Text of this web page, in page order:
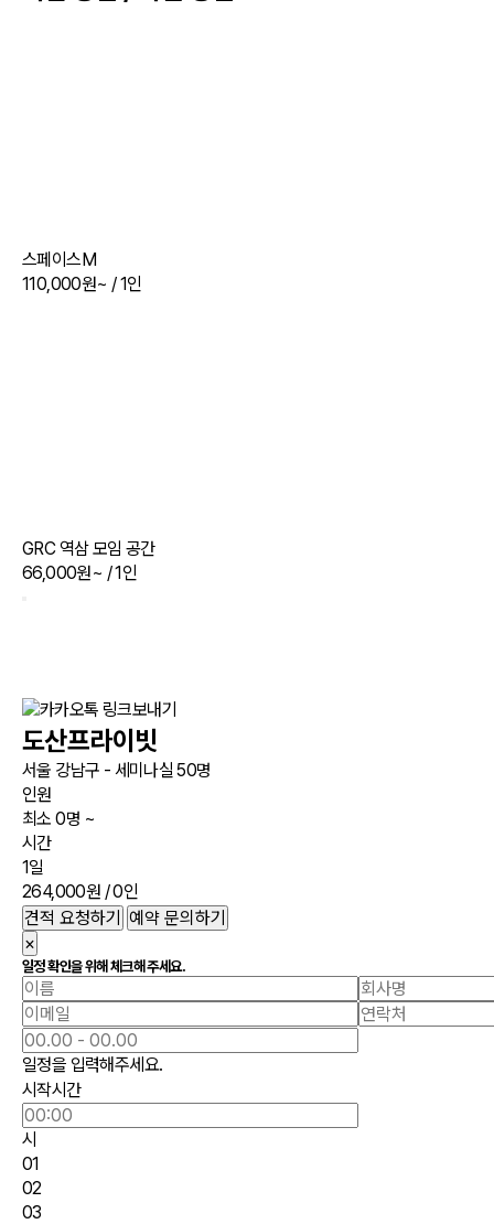
스페이스M
110,000원~ / 1인
GRC 역삼 모임 공간
66,000원~ / 1인
도산프라이빗
서울 강남구 - 세미나실 50명
인원
최소 0명 ~
시간
1일
264,000원 / 0인
견적 요청하기 예약 문의하기
×
일정 확인을 위해 체크해 주세요.
일정을 입력해주세요.
시작시간
시
01
02
03